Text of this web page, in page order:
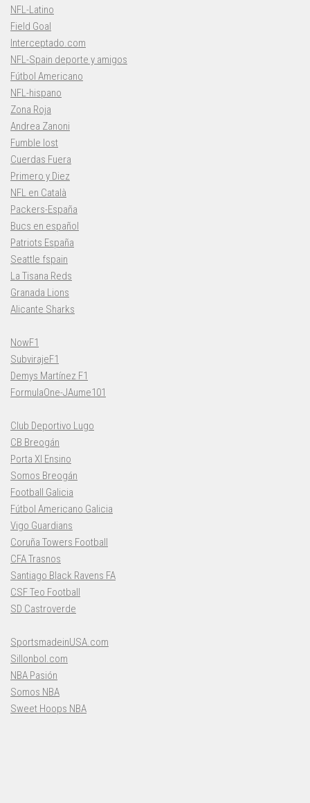
NFL-Latino
Field Goal
Interceptado.com
NFL-Spain deporte y amigos
Fútbol Americano
NFL-hispano
Zona Roja
Andrea Zanoni
Fumble lost
Cuerdas Fuera
Primero y Diez
NFL en Català
Packers-España
Bucs en español
Patriots España
Seattle fspain
La Tisana Reds
Granada Lions
Alicante Sharks
NowF1
SubvirajeF1
Demys Martínez F1
FormulaOne-JAume101
Club Deportivo Lugo
CB Breogán
Porta XI Ensino
Somos Breogán
Football Galicia
Fútbol Americano Galicia
Vigo Guardians
Coruña Towers Football
CFA Trasnos
Santiago Black Ravens FA
CSF Teo Football
SD Castroverde
SportsmadeinUSA.com
Sillonbol.com
NBA Pasión
Somos NBA
Sweet Hoops NBA